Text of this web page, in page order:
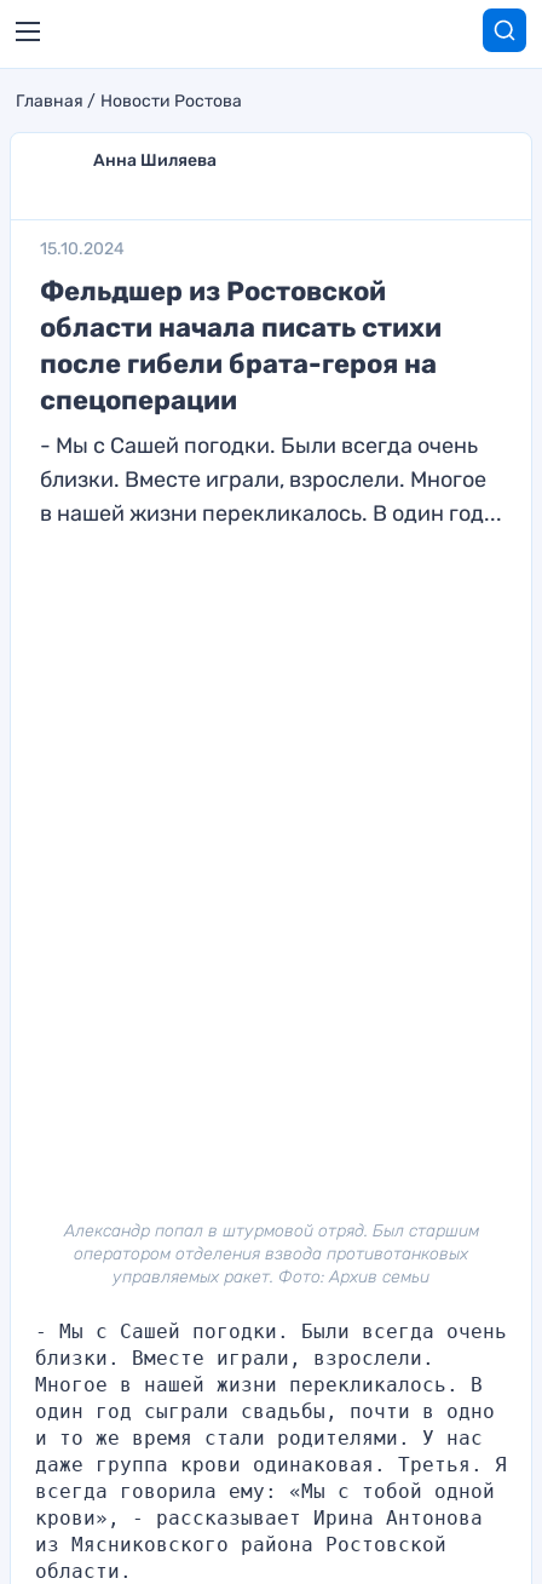
Главная Новости Ростова
Анна Шиляева
15.10.2024
Фельдшер из Ростовской
области начала писать стихи
после гибели брата-героя на
спецоперации
- Мы с Сашей погодки. Были всегда очень
близки. Вместе играли, взрослели. Многое
в нашей жизни перекликалось. В один год...
Александр попал в штурмовой отряд. Был старшим
оператором отделения взвода противотанковых
управляемых ракет. Фото: Архив семьи
- Мы с Сашей погодки. Были всегда очень
близки. Вместе играли, взрослели.
Многое в нашей жизни перекликалось. В
один год сыграли свадьбы, почти в одно
и то же время стали родителями. У нас
даже группа крови одинаковая. Третья. Я
всегда говорила ему: «Мы с тобой одной
крови», - рассказывает Ирина Антонова
из Мясниковского района Ростовской
области.